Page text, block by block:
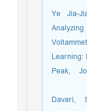
7. Ye
Peak,
8.